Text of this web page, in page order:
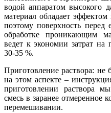
водой аппаратом высокого
материал обладает
поэтому поверхность перед
обработке проникающим
ведет к экономии затрат на
30-35 %.
Приготовление раствора: не
на этом аспекте –
приготовлении раствора
смесь в заранее отмеренное
перемешивании.